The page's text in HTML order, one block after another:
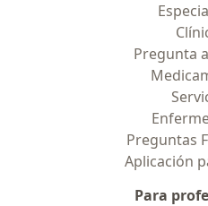
Pregunta
Preguntas
Aplicación
Para